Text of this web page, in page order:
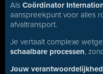
Als Coördinator
aanspreekpunt voor alles
afvaltransport.
Je vertaalt complexe
schaalbare processen,
Jouw